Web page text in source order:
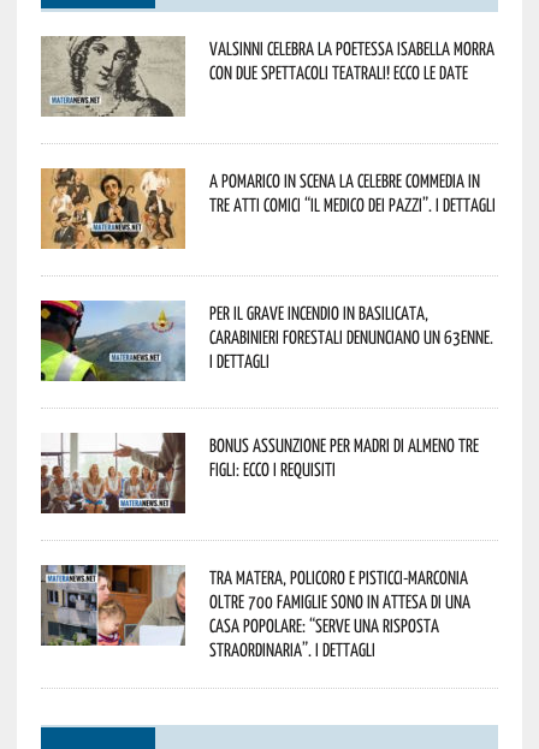
Valsinni celebra la poetessa Isabella Morra
con due spettacoli teatrali! Ecco le date
A Pomarico in scena la celebre commedia in
tre atti comici “Il medico dei pazzi”. I dettagli
Per il grave incendio in Basilicata,
Carabinieri forestali denunciano un 63enne.
I dettagli
Bonus assunzione per madri di almeno tre
figli: ecco i requisiti
Tra Matera, Policoro e Pisticci-Marconia
oltre 700 famiglie sono in attesa di una
casa popolare: “serve una risposta
straordinaria”. I dettagli